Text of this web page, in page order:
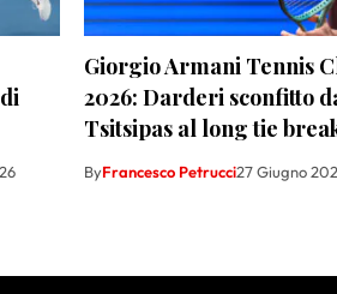
Giorgio Armani Tennis
2026: Darderi sconfitto
Tsitsipas al long tie
ByFrancesco Petrucci27 Giugno